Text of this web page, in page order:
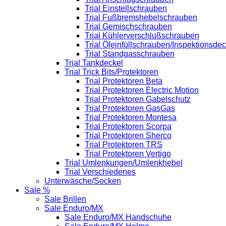
Trial Einstellschrauben
Trial Fußbremshebelschrauben
Trial Gemischschrauben
Trial Kühlerverschlußschrauben
Trial Öleinfüllschrauben/
Trial Standgasschrauben
Trial Tankdeckel
Trial Trick Bits/Protektoren
Trial Protektoren Beta
Trial Protektoren Electric Motion
Trial Protektoren Gabelschutz
Trial Protektoren GasGas
Trial Protektoren Montesa
Trial Protektoren Scorpa
Trial Protektoren Sherco
Trial Protektoren TRS
Trial Protektoren Vertigo
Trial Umlenkungen/Umlenkhebel
Trial Verschiedenes
Unterwäsche/Socken
Sale %
Sale Brillen
Sale Enduro/MX
Sale Enduro/MX Handschuhe